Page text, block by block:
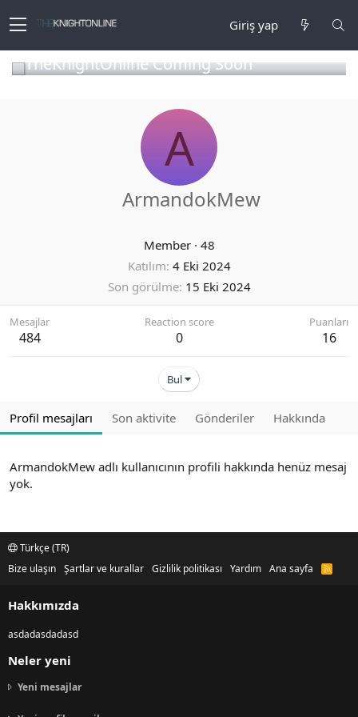
Giriş yap
TheKnightOnline Coming Soon
A
ArmandokMew
Member · 48
Katılım 4 Eki 2024
Son görülme 15 Eki 2024
Mesajlar
484
Reaction score
0
Puanları
16
Bul
Profil mesajları Son aktivite Gönderiler Hakkında
ArmandokMew adlı kullanıcının profili hakkında henüz mesaj
yok.
Türkçe (TR)
Bize ulaşın Şartlar ve kurallar Gizlilik politikası Yardım Ana sayfa
R
Hakkımızda
asdadasdadasd
Neler yeni
Yeni mesajlar